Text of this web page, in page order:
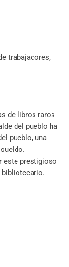
trabajadores,
de libros raros
del pueblo ha
pueblo, una
este prestigioso
bibliotecario.